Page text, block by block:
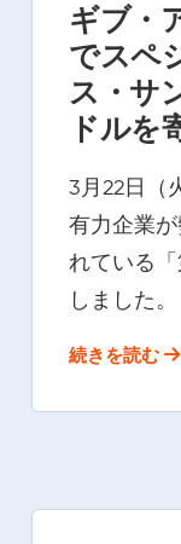
ギブ・
でスペ
ス・サ
ドルを
3月22日（
有力企業
れている
しました。
続きを読む